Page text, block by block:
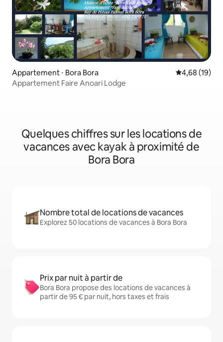
Appartement ⋅ Bora Bora Évaluation
4,68 (19)
Appartement Faire Anoari Lodge
Quelques chiffres sur les locations de
vacances avec kayak à proximité de
Bora Bora
Nombre total de locations de vacances
Explorez 50 locations de vacances à Bora Bora
Prix par nuit à partir de
Bora Bora propose des locations de vacances à
partir de 95 € par nuit, hors taxes et frais